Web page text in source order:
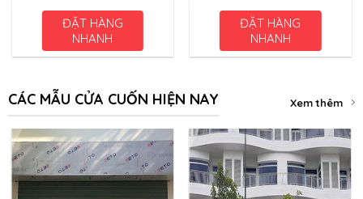
ĐẶT HÀNG
NHANH
ĐẶT HÀNG
NHANH
CÁC MẪU CỬA CUỐN HIỆN NAY Xem thêm